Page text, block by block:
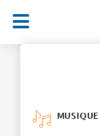
Menu
MUSIQUE